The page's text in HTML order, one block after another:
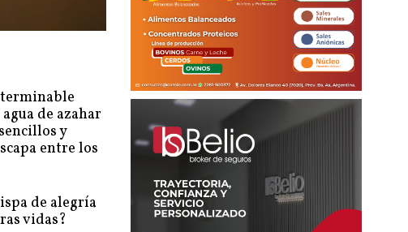
de azahar
y
entre los
de alegría
vidas?